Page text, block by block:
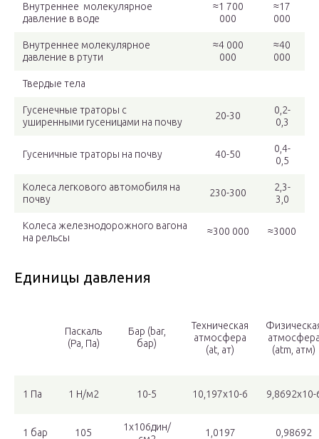
Внутреннее молекулярное
давление в воде
≈1 700
000
≈17
000
Внутреннее молекулярное
давление в ртути
≈4 000
000
≈40
000
Твердые тела
Гусенечные траторы с
уширенными гусеницами на почву
20-30
0,2-
0,3
Гусеничные траторы на почву 40-50
0,4-
0,5
Колеса легкового автомобиля на
почву
230-300
2,3-
3,0
Колеса железнодорожного вагона
на рельсы
≈300 000 ≈3000
Единицы давления
Паскаль
(Pa, Па)
Бар (bar,
бар)
Техническая
атмосфера
(at, ат)
(atm, атм)
1 Па 1 Н/м2 10-5 10,197х10-6 9,8692х10-
1 бар 105
1х106дин/
1,0197 0,98692